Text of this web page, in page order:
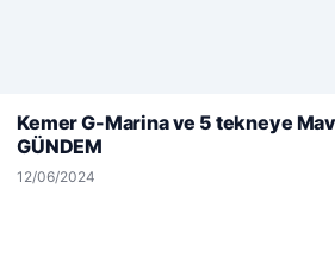
Web sitemizi nasıl kullandığınızı daha
kullanıyoruz.Çerez Politikamız
Kemer G-Marina ve 5 tekneye
GÜNDEM
12/06/2024